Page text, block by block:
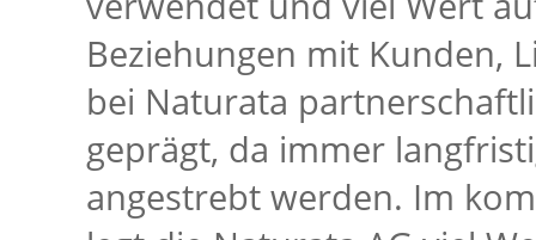
Beziehungen mit Kunden,
bei Naturata
geprägt, da immer
angestrebt werden. Im